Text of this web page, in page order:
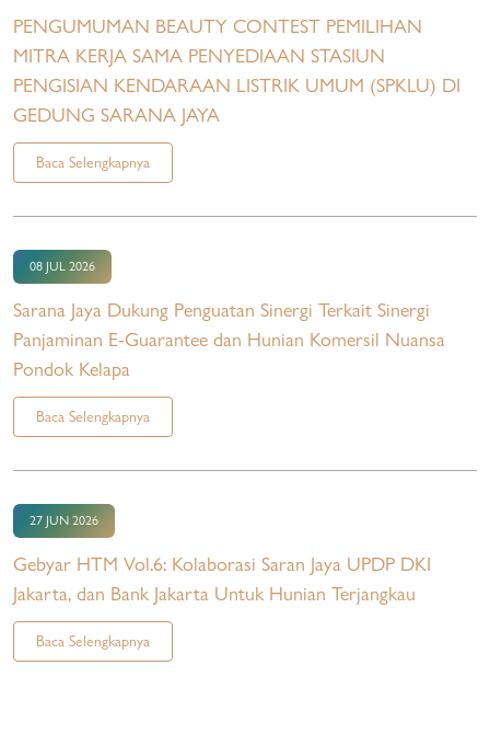
PENGUMUMAN BEAUTY CONTEST PEMILIHAN
MITRA KERJA SAMA PENYEDIAAN STASIUN
PENGISIAN KENDARAAN LISTRIK UMUM (SPKLU) DI
GEDUNG SARANA JAYA
Baca Selengkapnya
08 JUL 2026
Sarana Jaya Dukung Penguatan Sinergi Terkait Sinergi
Panjaminan E-Guarantee dan Hunian Komersil Nuansa
Pondok Kelapa
Baca Selengkapnya
27 JUN 2026
Gebyar HTM Vol.6: Kolaborasi Saran Jaya UPDP DKI
Jakarta, dan Bank Jakarta Untuk Hunian Terjangkau
Baca Selengkapnya